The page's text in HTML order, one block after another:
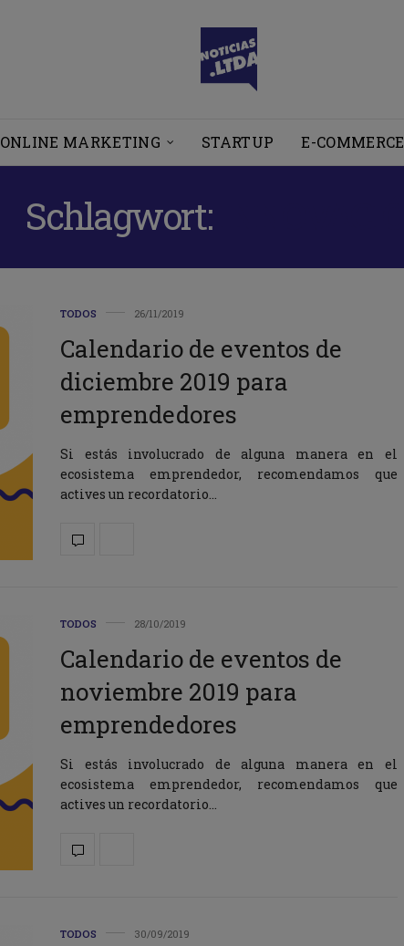
ONLINE MARKETING STARTUP E-COMMERCE
Schlagwort:
TODOS 26/11/2019
Calendario de eventos de
diciembre 2019 para
emprendedores
Si estás involucrado de alguna manera en el
ecosistema emprendedor, recomendamos que
actives un recordatorio…
TODOS 28/10/2019
Calendario de eventos de
noviembre 2019 para
emprendedores
Si estás involucrado de alguna manera en el
ecosistema emprendedor, recomendamos que
actives un recordatorio…
TODOS 30/09/2019